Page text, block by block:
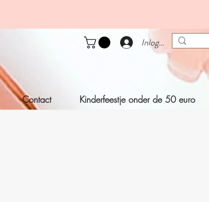
Inloggen
Contact Kinderfeestje onder de 50 euro